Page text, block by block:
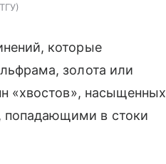
ТГУ
которые
золота или
«хвостов», насыщенных
в стоки